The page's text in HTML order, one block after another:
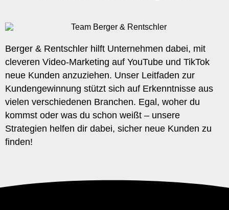
Berger & Rentschler hilft Unternehmen dabei, mit
cleveren Video-Marketing auf YouTube und TikTok
neue Kunden anzuziehen. Unser Leitfaden zur
Kundengewinnung stützt sich auf Erkenntnisse aus
vielen verschiedenen Branchen. Egal, woher du
kommst oder was du schon weißt – unsere
Strategien helfen dir dabei, sicher neue Kunden zu
finden!